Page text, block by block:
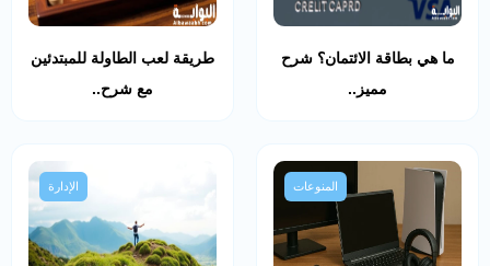
ما هي بطاقة الائتمان؟ شرح
مميز..
طريقة لعب الطاولة للمبتدئين
مع شرح..
المنوعات الإدارة